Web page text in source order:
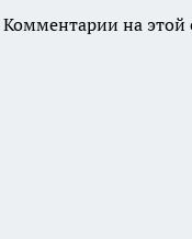
Комментарии на